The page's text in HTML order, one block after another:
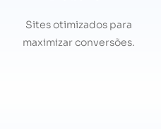
Sites otimizados para
maximizar conversões.